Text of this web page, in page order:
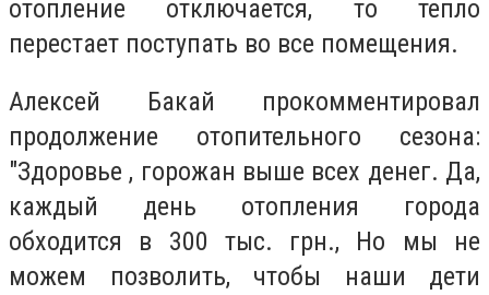
отопление отключается, то тепло
перестает поступать во все помещения.
Алексей Бакай прокомментировал
продолжение отопительного сезона:
"Здоровье , горожан выше всех денег. Да,
каждый день отопления города
обходится в 300 тыс. грн., Но мы не
можем позволить, чтобы наши дети